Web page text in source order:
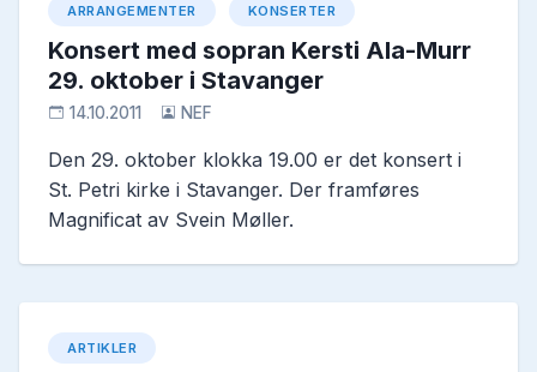
ARRANGEMENTER KONSERTER
Konsert med sopran Kersti Ala-Murr
29. oktober i Stavanger
14.10.2011 NEF
Den 29. oktober klokka 19.00 er det konsert i
St. Petri kirke i Stavanger. Der framføres
Magnificat av Svein Møller.
ARTIKLER